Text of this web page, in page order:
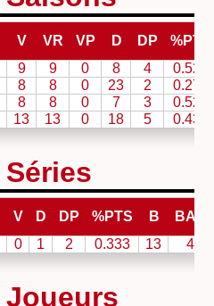
V VR VP D DP
%PTS
9 9 0 8 4
0.524
8 8 0 23 2
0.273
8 8 0 7 3
0.528
13 13 0 18 5 0.431
V D DP %PTS B
BAN
0 1 2 0.333 13 4